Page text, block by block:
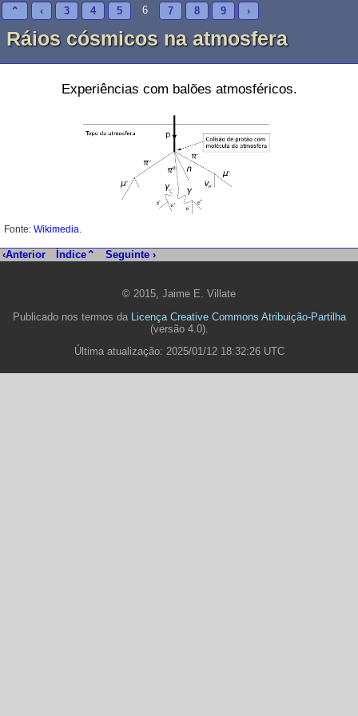
⌃ ‹ 3 4 5 6 7 8 9 ›
Ráios cósmicos na atmosfera
Experiências com balões atmosféricos.
Fonte: Wikimedia
‹Anterior Índice⌃ Seguinte ›
© 2015, Jaime E. Villate
Publicado nos termos da
Licença Creative Commons Atribuição-Partilha
(versão 4.0).
Última atualização: 2025/01/12 18:32:26 UTC